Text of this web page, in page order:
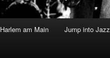
Harlem am Main Jump into Jazz